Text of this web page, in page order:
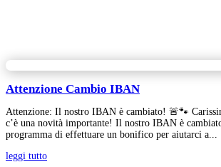
Attenzione Cambio IBAN
Attenzione: Il nostro IBAN è cambiato! 🚨🐾
c’è una novità importante! Il nostro IBAN è
programma di effettuare un bonifico per aiutarci a...
leggi tutto